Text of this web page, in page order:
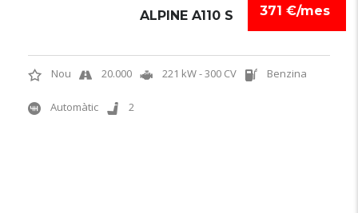
371 €/mes
ALPINE A110 S
Nou 20.000 221 kW - 300 CV Benzina
Automàtic 2